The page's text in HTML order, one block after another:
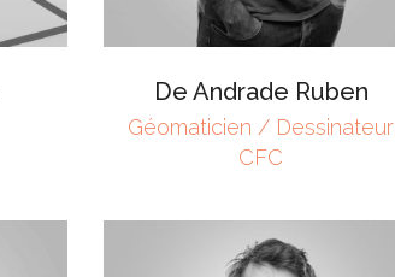
De Andrade Ruben
Géomaticien / Dessinateur
CFC